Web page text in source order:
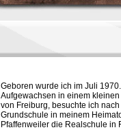
Geboren wurde ich im Juli 1970.
Aufgewachsen in einem kleinen
von Freiburg, besuchte ich nach
Grundschule in meinem
Pfaffenweiler die Realschule in